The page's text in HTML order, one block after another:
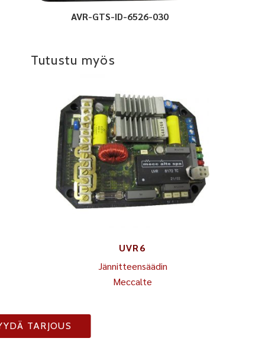
AVR-GTS-ID-6526-030
Tutustu myös
UVR6
Jännitteensäädin
Meccalte
TARJOUS